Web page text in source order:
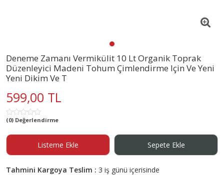
Deneme Zamanı Vermikülit 10 Lt Organik Toprak
Düzenleyici Madeni Tohum Çimlendirme Için Ve Yeni
Yeni Dikim Ve T
599,00 TL
(0) Değerlendirme
Listeme Ekle Sepete Ekle
Tahmini Kargoya Teslim : 3 iş günü içerisinde